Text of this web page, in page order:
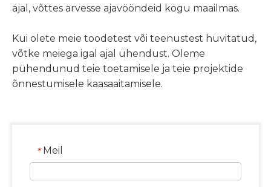
ajal, võttes arvesse ajavööndeid kogu maailmas.
Kui olete meie toodetest või teenustest huvitatud,
võtke meiega igal ajal ühendust. Oleme
pühendunud teie toetamisele ja teie projektide
õnnestumisele kaasaaitamisele.
* Meil